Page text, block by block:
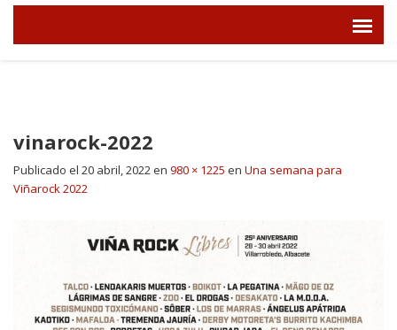
vinarock-2022
Publicado el 20 abril, 2022en 980 × 1225 en Una semana para
Viñarock 2022